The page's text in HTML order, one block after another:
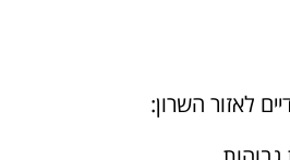
לאזור השרון: